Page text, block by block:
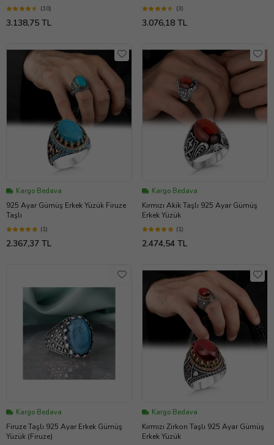
(10)
3.138,75 TL
(3)
3.076,18 TL
Kargo Bedava
925 Ayar Gümüş Erkek Yüzük Firuze
Taşlı
(1)
2.367,37 TL
Kargo Bedava
Kırmızı Akik Taşlı 925 Ayar Gümüş
Erkek Yüzük
(1)
2.474,54 TL
Kargo Bedava
Firuze Taşlı 925 Ayar Erkek Gümüş
Yüzük (Firuze)
Kargo Bedava
Kırmızı Zirkon Taşlı 925 Ayar Gümüş
Erkek Yüzük